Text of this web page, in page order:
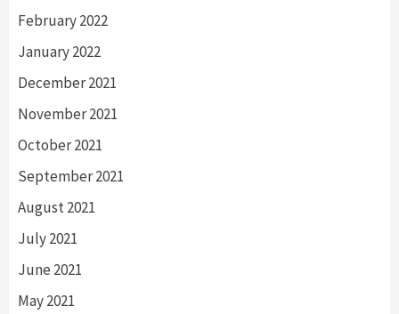
February 2022
January 2022
December 2021
November 2021
October 2021
September 2021
August 2021
July 2021
June 2021
May 2021